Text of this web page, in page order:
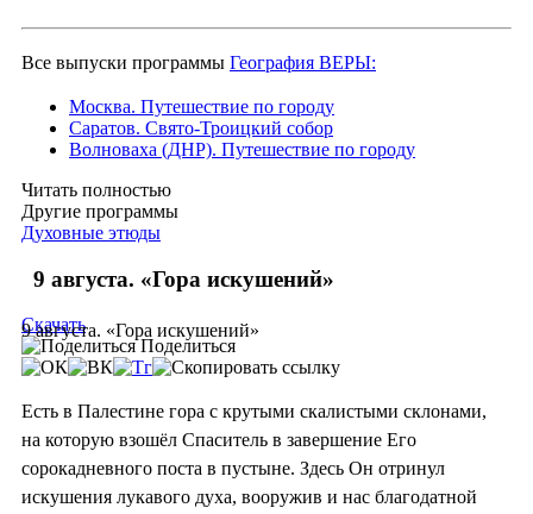
Все выпуски программы География ВЕРЫ:
Москва. Путешествие по городу
Саратов. Свято-Троицкий собор
Волноваха (ДНР). Путешествие по городу
Читать полностью
Другие программы
Духовные этюды
9 августа. «Гора искушений»
9 августа. «Гора искушений»
Скачать
Поделиться
Есть в Палестине гора с крутыми скалистыми склонами,
на которую взошёл Спаситель в завершение Его
сорокадневного поста в пустыне. Здесь Он отринул
искушения лукавого духа, вооружив и нас благодатной